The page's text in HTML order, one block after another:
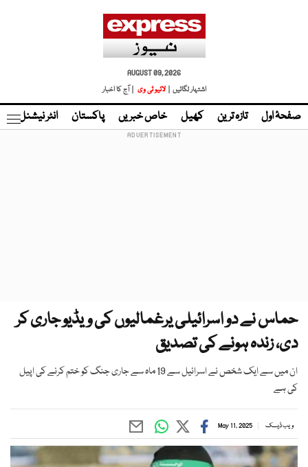
AUGUST 09, 2026
اشتہار لگائیں |
لائیو ٹی وی | آج کا اخبار
صفحۂ اول تازہ ترین کھیل خاص خبریں پاکستان انٹر نیشنل
حماس نے دو اسرائیلی یرغمالیوں کی ویڈیو جاری کر
دی، زندہ ہونے کی تصدیق
ان میں سے ایک شخص نے اسرائیل سے 19 ماہ سے جاری جنگ کو ختم کرنے کی اپیل
کی ہے
ویب ڈیسک May 11, 2025